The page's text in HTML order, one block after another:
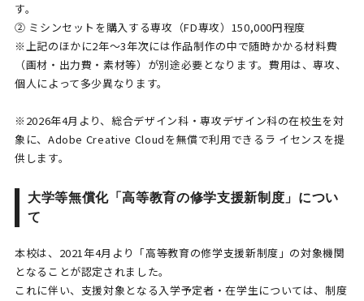
す。
② ミシンセットを購入する専攻（FD専攻）150,000円程度
※上記のほかに2年～3年次には作品制作の中で随時かかる材料費
（画材・出力費・素材等）が別途必要となります。費用は、専攻、
個人によって多少異なります。
※2026年4月より、総合デザイン科・専攻デザイン科の在校生を対
象に、Adobe Creative Cloudを無償で利用できるラ イセンスを提
供します。
大学等無償化「高等教育の修学支援新制度」につい
て
本校は、2021年4月より「高等教育の修学支援新制度」の対象機関
となることが認定されました。
これに伴い、支援対象となる入学予定者・在学生については、制度